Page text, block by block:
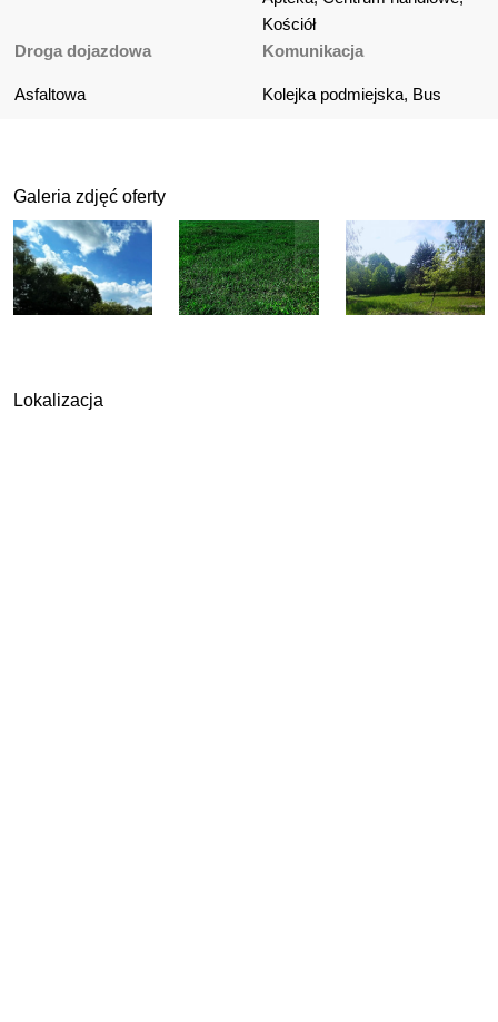
Kościół
Droga dojazdowa
Asfaltowa
Komunikacja
Kolejka podmiejska, Bus
Galeria zdjęć oferty
Lokalizacja